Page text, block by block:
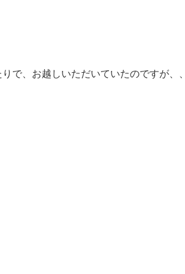
で、お越しいただいていたのですが、、